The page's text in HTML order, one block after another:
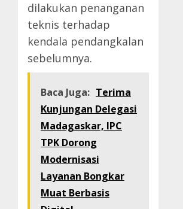
dilakukan penanganan
teknis terhadap
kendala pendangkalan
sebelumnya.
Baca Juga: Terima
Kunjungan Delegasi
Madagaskar, IPC
TPK Dorong
Modernisasi
Layanan Bongkar
Muat Berbasis